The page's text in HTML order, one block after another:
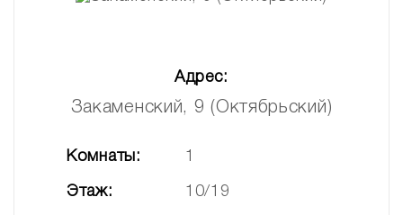
Адрес:
Закаменский, 9 (Октябрьский)
Комнаты: 1
Этаж: 10/19